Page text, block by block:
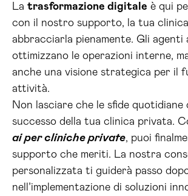
La trasformazione digitale è qui
con il nostro supporto, la tua
abbracciarla pienamente. Gli agenti
ottimizzano le operazioni interne,
anche una visione strategica per il
attività.
Non lasciare che le sfide quotidiane
successo della tua clinica privata.
ai per cliniche private, puoi
supporto che meriti. La nostra
personalizzata ti guiderà passo
nell’implementazione di soluzioni